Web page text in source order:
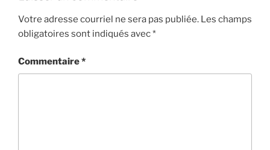
Votre adresse courriel ne sera pas publiée. Les champs
obligatoires sont indiqués avec*
Commentaire*